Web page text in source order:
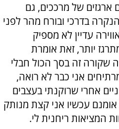
ארגזים של מרככים, גם
בדרכי ובורח מהר לפני
עדיין לא מספיק
יותר, זאת אומרת
שקורה זה בסך הכול חבלי
אני כבר לא רואה,
אחרי שרוקנתי בעצבים
עכשיו אני קצת מנותק
המציאות ריחנית לי.